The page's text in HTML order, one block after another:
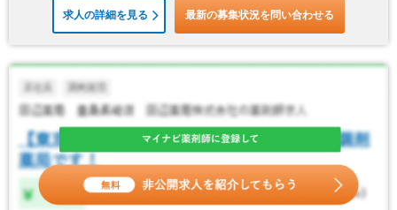
求人の詳細を見る 最新の募集状況を問い合わせる